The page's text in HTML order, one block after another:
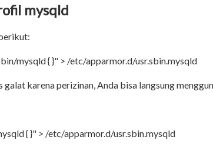
mysqld
mysqld { }" > /etc/apparmor.d/usr.sbin.mysqld
galat karena perizinan, Anda bisa langsung
{ }" > /etc/apparmor.d/usr.sbin.mysqld